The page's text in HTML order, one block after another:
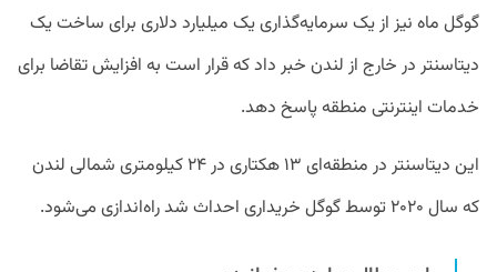
گوگل ماه نیز از یک سرمایه‌گذاری یک میلیارد دلاری برای ساخت یک
دیتاسنتر در خارج از لندن خبر داد که قرار است به افزایش تقاضا برای
خدمات اینترنتی منطقه پاسخ دهد.
این دیتاسنتر در منطقه‌ای ۱۳ هکتاری در ۲۴ کیلومتری شمالی لندن
که سال ۲۰۲۰ توسط گوگل خریداری احداث شد راه‌اندازی می‌شود.